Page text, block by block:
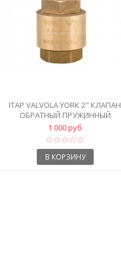
ITAP VALVOLA YORK 2" КЛАПАН
ОБРАТНЫЙ ПРУЖИННЫЙ
1 000 руб
В КОРЗИНУ